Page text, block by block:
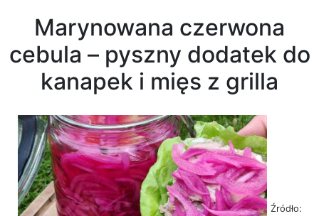
Marynowana czerwona
cebula – pyszny dodatek do
kanapek i mięs z grilla
Źródło: